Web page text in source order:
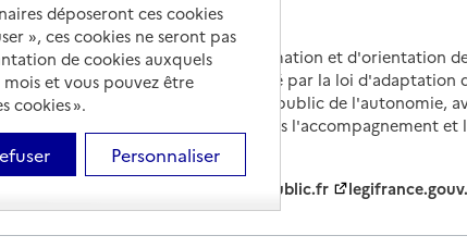
Portail national d'information et d'orientation
et de leurs proches, créé par la loi d'adaptation
et animé par le Service public de l'autonomie,
partenaires engagés dans l'accompagnement
leurs aidants.
service-public.fr
déposeront ces cookies
», ces cookies ne seront pas
de cookies auxquels
et vous pouvez être
cookies ».
Personnaliser